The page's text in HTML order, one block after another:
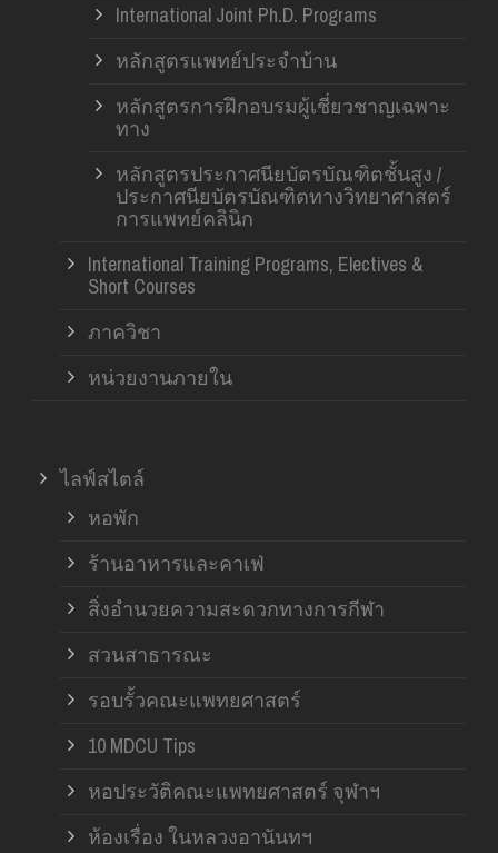
International Joint Ph.D. Programs
หลักสูตรแพทย์ประจำบ้าน
หลักสูตรการฝึกอบรมผู้เชี่ยวชาญเฉพาะ
ทาง
หลักสูตรประกาศนียบัตรบัณฑิตชั้นสูง /
ประกาศนียบัตรบัณฑิตทางวิทยาศาสตร์
การแพทย์คลินิก
International Training Programs, Electives &
Short Courses
ภาควิชา
หน่วยงานภายใน
ไลฟ์สไตล์
หอพัก
ร้านอาหารและคาเฟ่
สิ่งอำนวยความสะดวกทางการกีฬา
สวนสาธารณะ
รอบรั้วคณะแพทยศาสตร์
10 MDCU Tips
หอประวัติคณะแพทยศาสตร์ จุฬาฯ
ห้องเรื่อง ในหลวงอานันทฯ